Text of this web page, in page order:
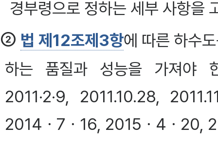
경부령으로 정하는 세부 사항을
② 법 제12조제3항에 따른 하수
하는 품질과 성능을 가져야
2011·2·9, 2011.10.28,
2014ㆍ7ㆍ16, 2015ㆍ4ㆍ20,